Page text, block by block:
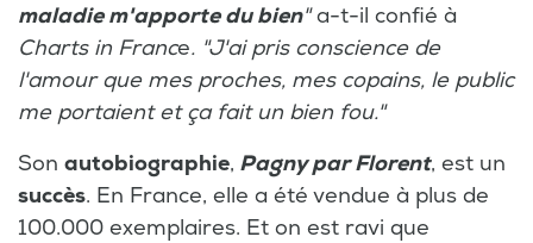
maladie m'apporte du bien"a-t-il confié à
Charts in France. "J'ai pris conscience de
l'amour que mes proches, mes copains, le public
me portaient et ça fait un bien fou."
Son autobiographie, Pagny par Florent, est un
succès. En France, elle a été vendue à plus de
100.000 exemplaires. Et on est ravi que